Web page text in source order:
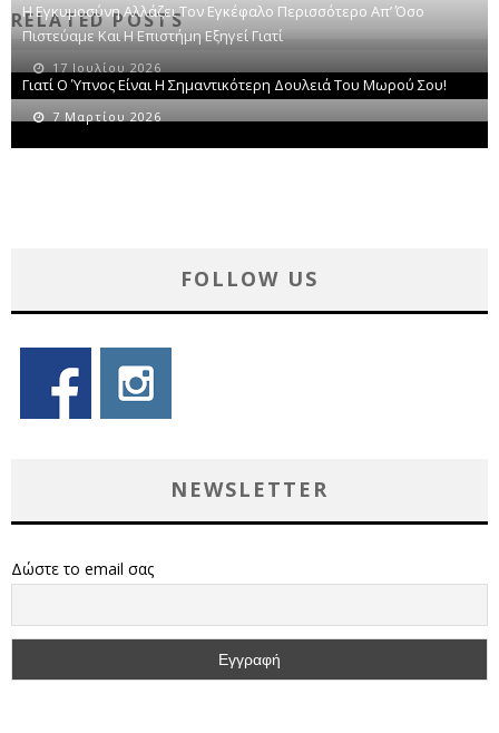
RELATED POSTS
Η Εγκυμοσύνη Αλλάζει Τον Εγκέφαλο Περισσότερο Απ’ Όσο
Πιστεύαμε Και Η Επιστήμη Εξηγεί Γιατί
17 Ιουλίου 2026
Γιατί Ο Ύπνος Είναι Η Σημαντικότερη Δουλειά Του Μωρού Σου!
7 Μαρτίου 2026
FOLLOW US
NEWSLETTER
Δώστε το email σας